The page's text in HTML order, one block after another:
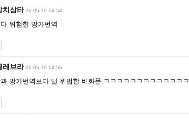
치삼타 26-05-19 14:54
위험한 망가번역
레브라 26-05-19 14:56
망가번역보다 덜 위법한 비화폰 ㅋㅋㅋㅋㅋㅋㅋㅋㅋㅋㅋㅋㅋ